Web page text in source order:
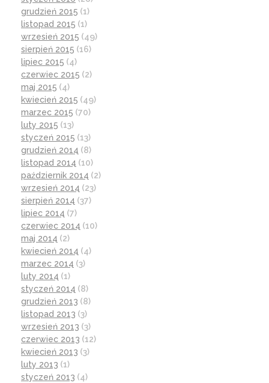
grudzień 2015 (1)
listopad 2015 (1)
wrzesień 2015 (49)
sierpień 2015 (16)
lipiec 2015 (4)
czerwiec 2015 (2)
maj 2015 (4)
kwiecień 2015 (49)
marzec 2015 (70)
luty 2015 (13)
styczeń 2015 (13)
grudzień 2014 (8)
listopad 2014 (10)
październik 2014 (2)
wrzesień 2014 (23)
sierpień 2014 (37)
lipiec 2014 (7)
czerwiec 2014 (10)
maj 2014 (2)
kwiecień 2014 (4)
marzec 2014 (3)
luty 2014 (1)
styczeń 2014 (8)
grudzień 2013 (8)
listopad 2013 (3)
wrzesień 2013 (3)
czerwiec 2013 (12)
kwiecień 2013 (3)
luty 2013 (1)
styczeń 2013 (4)